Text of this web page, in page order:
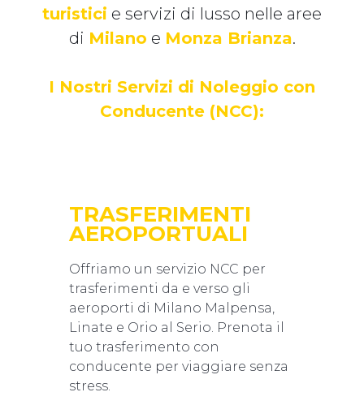
turistici e servizi di lusso nelle aree
di Milano e Monza Brianza.
I Nostri Servizi di Noleggio con
Conducente (NCC):
TRASFERIMENTI
AEROPORTUALI
Offriamo un servizio NCC per
trasferimenti da e verso gli
aeroporti di Milano Malpensa,
Linate e Orio al Serio. Prenota il
tuo trasferimento con
conducente per viaggiare senza
stress.